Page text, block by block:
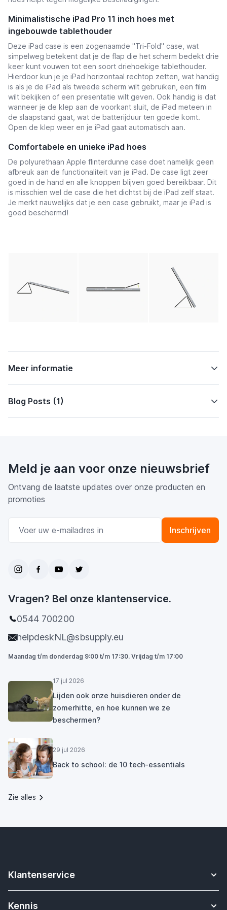
Minimalistische iPad Pro 11 inch hoes met
ingebouwde tablethouder
Deze iPad case is een zogenaamde "Tri-Fold" case, wat
simpelweg betekent dat je de flap die het scherm bedekt drie
keer kunt vouwen tot een soort driehoekige tablethouder.
Hierdoor kun je je iPad horizontaal rechtop zetten, wat handig
is als je de iPad als tweede scherm wilt gebruiken, een film
wilt bekijken of een presentatie wilt geven. Ook handig is dat
wanneer je de klep aan de voorkant sluit, de iPad meteen in
de slaapstand gaat, wat de batterijduur ten goede komt.
Open de klep weer en je iPad gaat automatisch aan.
Comfortabele en unieke iPad hoes
De polyurethaan Apple flinterdunne case doet namelijk geen
afbreuk aan de functionaliteit van je iPad. De case ligt zeer
goed in de hand en alle knoppen blijven goed bereikbaar. Dit
is misschien wel de case die het dichtst bij de iPad zelf staat.
Je merkt nauwelijks dat je een case gebruikt, maar je iPad is
goed beschermd!
Meer informatie
Blog Posts (1)
Meld je aan voor onze nieuwsbrief
Ontvang de laatste updates over onze producten en
promoties
Inschrijven
Vragen? Bel onze klantenservice.
0544 700200
helpdeskNL@sbsupply.eu
Maandag t/m donderdag 9:00 t/m 17:30. Vrijdag t/m 17:00
17 jul 2026
Lijden ook onze huisdieren onder de
zomerhitte, en hoe kunnen we ze
beschermen?
29 jul 2026
Back to school: de 10 tech-essentials
Zie alles
Klantenservice
Contact
Kennis